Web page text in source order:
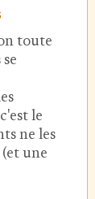
toute
le
ne les
une